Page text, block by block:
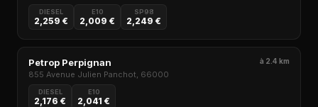
DIESEL
2,259 €
E10
2,009 €
SP98
2,249 €
Petrop Perpignan à 2.4 km
855 Avenue Julien Panchot, 66000
DIESEL
2,176 €
E10
2,041 €